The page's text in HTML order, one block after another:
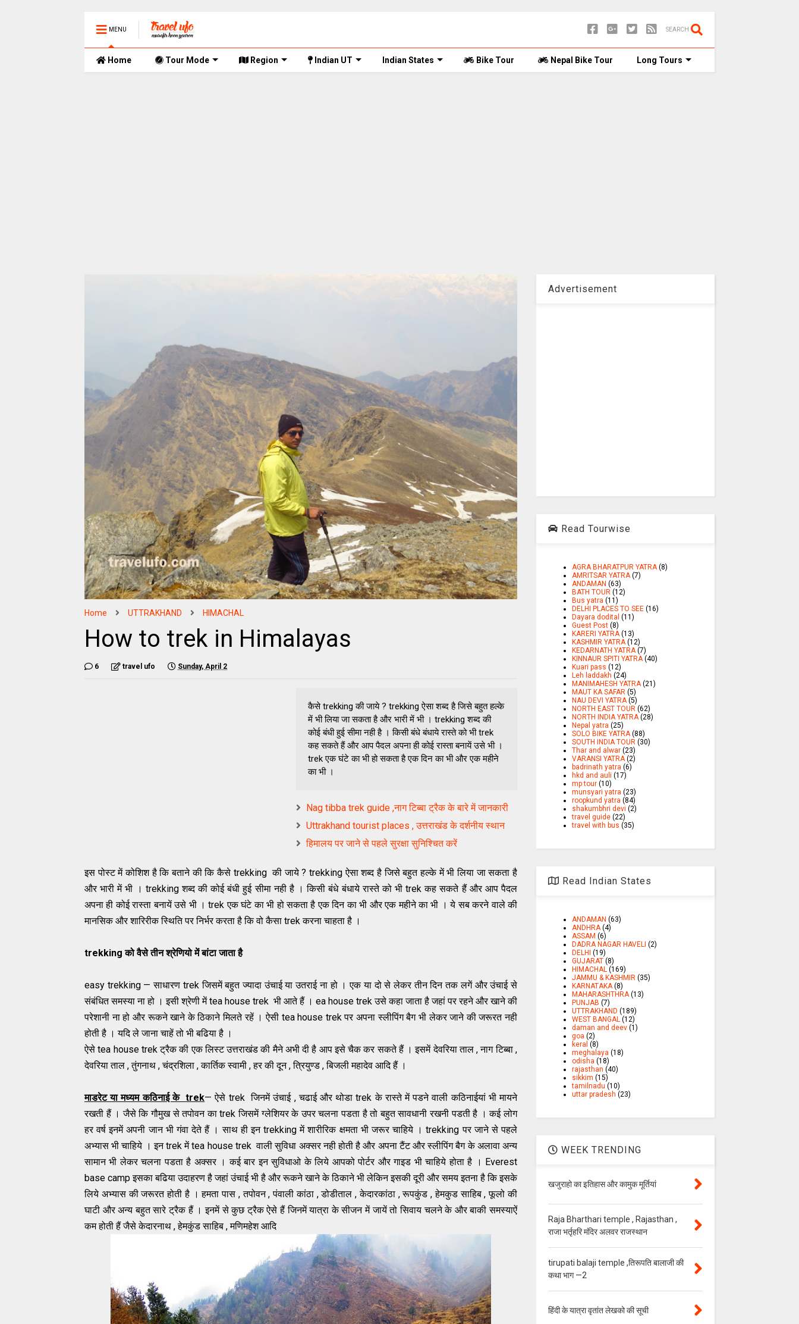
MENU SEARCH
Home Tour Mode Region Indian UT Indian States Bike Tour Nepal Bike Tour Long Tours
Home UTTRAKHAND HIMACHAL
How to trek in Himalayas
6 travel ufo Sunday, April 2
कैसे trekking की जाये ? trekking ऐसा शब्द है जिसे बहुत हल्के
में भी लिया जा सकता है और भारी में भी । trekking शब्द की
कोई बंधी हुई सीमा नही है । किसी बंधे बंधाये रास्ते को भी trek
कह सकते हैं और आप पैदल अपना ही कोई रास्ता बनायें उसे भी ।
trek एक घंटे का भी हो सकता है एक दिन का भी और एक महीने
का भी ।
Nag tibba trek guide ,नाग टिब्बा ट्रैक के बारे में जानकारी
Uttrakhand tourist places , उत्तराखंड के दर्शनीय स्थान
हिमालय पर जाने से पहले सुरक्षा सुनिश्चित करें
इस पोस्ट में कोशिश है कि बताने की कि कैसे trekking की जाये ? trekking ऐसा शब्द है जिसे बहुत हल्के में भी लिया जा सकता है
और भारी में भी । trekking शब्द की कोई बंधी हुई सीमा नही है । किसी बंधे बंधाये रास्ते को भी trek कह सकते हैं और आप पैदल
अपना ही कोई रास्ता बनायें उसे भी । trek एक घंटे का भी हो सकता है एक दिन का भी और एक महीने का भी । ये सब करने वाले की
मानसिक और शारिरीक स्थिति पर निर्भर करता है कि वो कैसा trek करना चाहता है ।
trekking को वैसे तीन श्रेणियो में बांटा जाता है
easy trekking — साधारण trek जिसमें बहुत ज्यादा उंचाई या उतराई ना हो । एक या दो से लेकर तीन दिन तक लगें और उंचाई से
संबंधित समस्या ना हो । इसी श्रेणी में tea house trek भी आते हैं । ea house trek उसे कहा जाता है जहां पर रहने और खाने की
परेशानी ना हो और रूकने खाने के ठिकाने मिलते रहें । ऐसी tea house trek पर अपना स्लीपिंग बैग भी लेकर जाने की जरूरत नही
होती है । यदि ले जाना चाहें तो भी बढिया है ।
ऐसे tea house trek ट्रैक की एक लिस्ट उत्तराखंड की मैने अभी दी है आप इसे चैक कर सकते हैं । इसमें देवरिया ताल , नाग टिब्बा ,
देवरिया ताल , तुंगनाथ , चंद्रशिला , कार्तिक स्वामी , हर की दून , त्रियुण्ड , बिजली महादेव आदि हैं ।
माडरेट या मध्यम कठिनाई के trek— ऐसे trek जिनमें उंचाई , चढाई और थोडा trek के रास्ते में पडने वाली कठिनाईयां भी मायने
रखती हैं । जैसे कि गौमुख से तपोवन का trek जिसमें ग्लेशियर के उपर चलना पडता है तो बहुत सावधानी रखनी पडती है । कई लोग
हर वर्ष इनमें अपनी जान भी गंवा देते हैं । साथ ही इन trekking में शारीरिक क्षमता भी जरूर चाहिये । trekking पर जाने से पहले
अभ्यास भी चाहिये । इन trek में tea house trek वाली सुविधा अक्सर नही होती है और अपना टैंट और स्लीपिंग बैग के अलावा अन्य
सामान भी लेकर चलना पडता है अक्सर । कई बार इन सुविधाओ के लिये आपको पोर्टर और गाइड भी चाहिये होता है । Everest
base camp इसका बढिया उदाहरण है जहां उंचाई भी है और रूकने खाने के ठिकाने भी लेकिन इसकी दूरी और समय इतना है कि इसके
लिये अभ्यास की जरूरत होती है । हमता पास , तपोवन , पंवाली कांठा , डोडीताल , केदारकांठा , रूपकुंड , हेमकुड साहिब , फूलो की
घाटी और अन्य बहुत सारे ट्रैक हैं । इनमें से कुछ ट्रैक ऐसे हैं जिनमें यात्रा के सीजन में जायें तो सिवाय चलने के और बाकी समस्याऐं
कम होती हैं जैसे केदारनाथ , हेमकुंड साहिब , मणिमहेश आदि
Advertisement
Read Tourwise
AGRA BHARATPUR YATRA (8)
AMRITSAR YATRA (7)
ANDAMAN (63)
BATH TOUR (12)
Bus yatra (11)
DELHI PLACES TO SEE (16)
Dayara dodital (11)
Guest Post (8)
KARERI YATRA (13)
KASHMIR YATRA (12)
KEDARNATH YATRA (7)
KINNAUR SPITI YATRA (40)
Kuari pass (12)
Leh laddakh (24)
MANIMAHESH YATRA (21)
MAUT KA SAFAR (5)
NAU DEVI YATRA (5)
NORTH EAST TOUR (62)
NORTH INDIA YATRA (28)
Nepal yatra (25)
SOLO BIKE YATRA (88)
SOUTH INDIA TOUR (30)
Thar and alwar (23)
VARANSI YATRA (2)
badrinath yatra (6)
hkd and auli (17)
mp tour (10)
munsyari yatra (23)
roopkund yatra (84)
shakumbhri devi (2)
travel guide (22)
travel with bus (35)
Read Indian States
ANDAMAN (63)
ANDHRA (4)
ASSAM (6)
DADRA NAGAR HAVELI (2)
DELHI (19)
GUJARAT (8)
HIMACHAL (169)
JAMMU & KASHMIR (35)
KARNATAKA (8)
MAHARASHTHRA (13)
PUNJAB (7)
UTTRAKHAND (189)
WEST BANGAL (12)
daman and deev (1)
goa (2)
keral (8)
meghalaya (18)
odisha (18)
rajasthan (40)
sikkim (15)
tamilnadu (10)
uttar pradesh (23)
WEEK TRENDING
खजुराहो का इतिहास और कामुक मूर्तियां
Raja Bharthari temple , Rajasthan ,
राजा भर्तृहरि मंदिर अलवर राजस्थान
tirupati balaji temple ,तिरूपति बालाजी की
कथा भाग —2
हिंदी के यात्रा वृतांत लेखको की सूची